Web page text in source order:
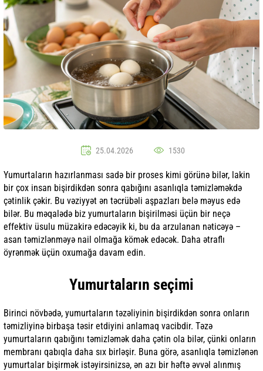
25.04.2026 1530
Yumurtaların hazırlanması sadə bir proses kimi görünə bilər, lakin
bir çox insan bişirdikdən sonra qabığını asanlıqla təmizləməkdə
çətinlik çəkir. Bu vəziyyət ən təcrübəli aşpazları belə məyus edə
bilər. Bu məqalədə biz yumurtaların bişirilməsi üçün bir neçə
effektiv üsulu müzakirə edəcəyik ki, bu da arzulanan nəticəyə –
asan təmizlənməyə nail olmağa kömək edəcək. Daha ətraflı
öyrənmək üçün oxumağa davam edin.
Yumurtaların seçimi
Birinci növbədə, yumurtaların təzəliyinin bişirdikdən sonra onların
təmizliyinə birbaşa təsir etdiyini anlamaq vacibdir. Təzə
yumurtaların qabığını təmizləmək daha çətin ola bilər, çünki onların
membranı qabıqla daha sıx birləşir. Buna görə, asanlıqla təmizlənən
yumurtalar bişirmək istəyirsinizsə, ən azı bir həftə əvvəl alınmış